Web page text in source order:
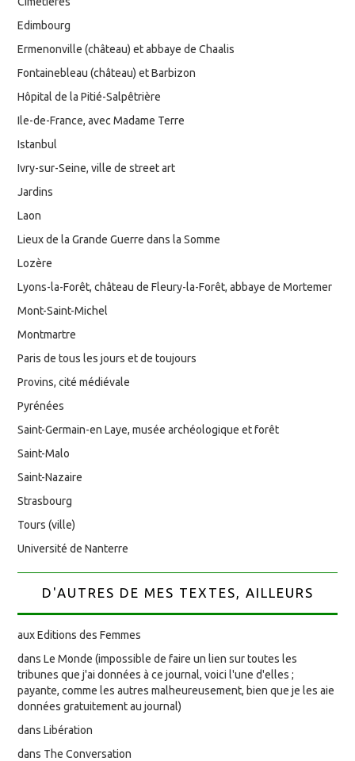
Edimbourg
Ermenonville (château) et abbaye de Chaalis
Fontainebleau (château) et Barbizon
Hôpital de la Pitié-Salpêtrière
Ile-de-France, avec Madame Terre
Istanbul
Ivry-sur-Seine, ville de street art
Jardins
Laon
Lieux de la Grande Guerre dans la Somme
Lozère
Lyons-la-Forêt, château de Fleury-la-Forêt, abbaye de Mortemer
Mont-Saint-Michel
Montmartre
Paris de tous les jours et de toujours
Provins, cité médiévale
Pyrénées
Saint-Germain-en Laye, musée archéologique et forêt
Saint-Malo
Saint-Nazaire
Strasbourg
Tours (ville)
Université de Nanterre
D'AUTRES DE MES TEXTES, AILLEURS
aux Editions des Femmes
dans Le Monde (impossible de faire un lien sur toutes les
tribunes que j'ai données à ce journal, voici l'une d'elles ;
payante, comme les autres malheureusement, bien que je les aie
données gratuitement au journal)
dans Libération
dans The Conversation